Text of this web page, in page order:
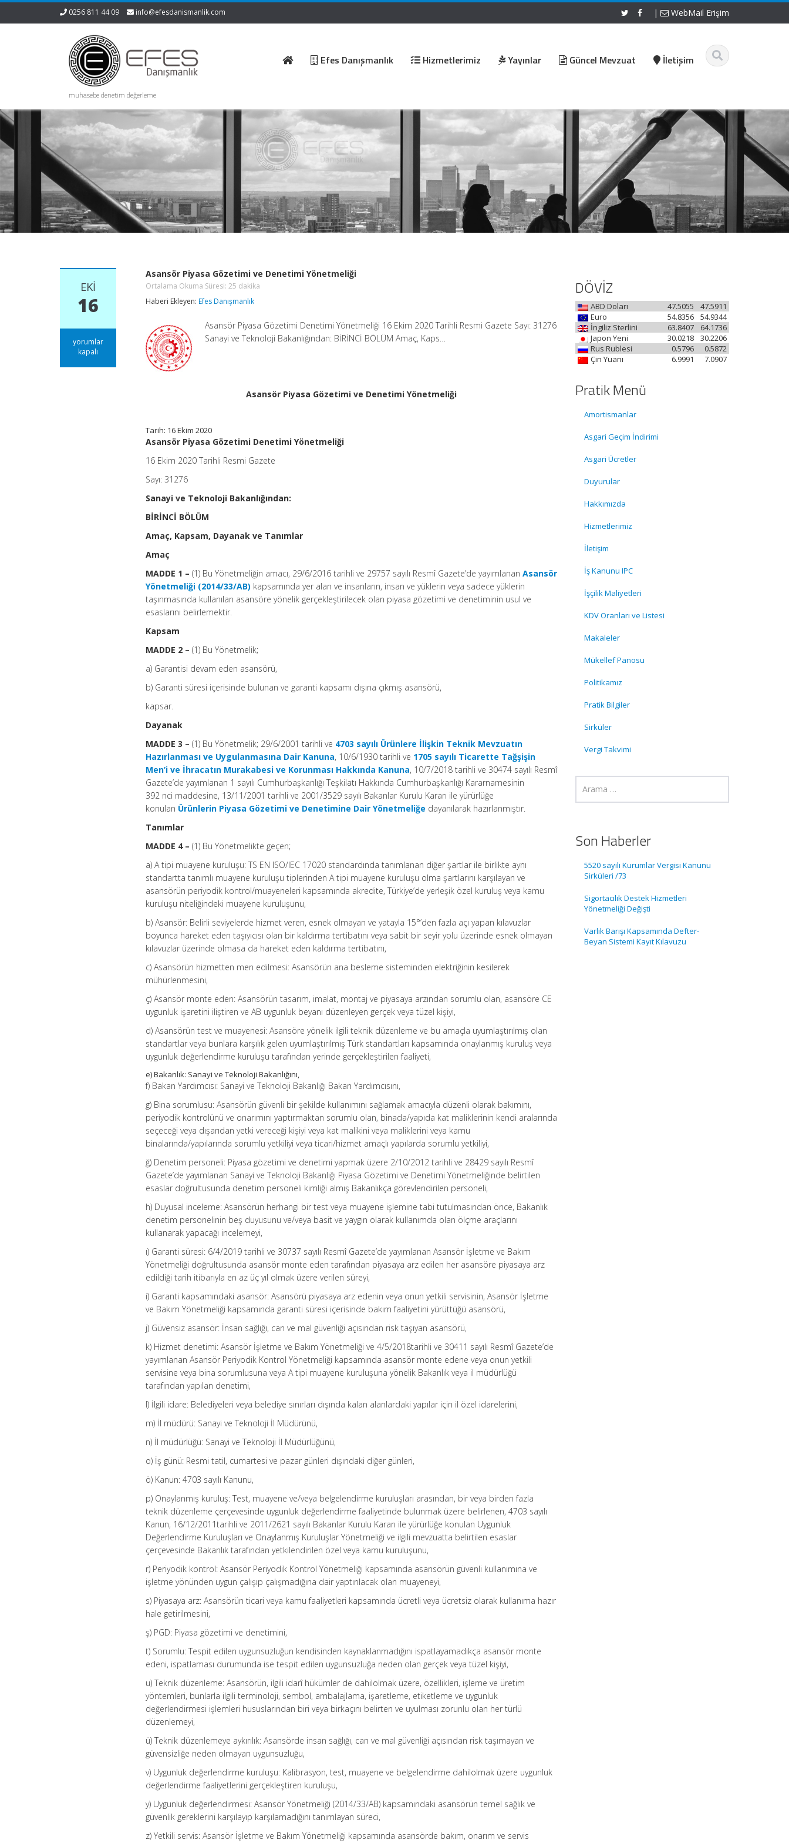
0256 811 44 09 info@efesdanismanlik.com | WebMail Erişim
muhasebe denetim değerleme
Efes Danışmanlık Hizmetlerimiz Yayınlar Güncel Mevzuat İletişim
EKI
16
Asansör
Piyasa
yorumlar
kapalı
Asansör Piyasa Gözetimi ve Denetimi Yönetmeliği
Ortalama Okuma Süresi:25 dakika
Haberi Ekleyen:Efes Danışmanlık
Asansör Piyasa Gözetimi Denetimi Yönetmeliği 16 Ekim 2020 Tarihli Resmi Gazete Sayı: 31276
Sanayi ve Teknoloji Bakanlığından: BİRİNCİ BÖLÜM Amaç, Kaps…
Asansör Piyasa Gözetimi ve Denetimi Yönetmeliği
Tarih: 16 Ekim 2020
Asansör Piyasa Gözetimi Denetimi Yönetmeliği
16 Ekim 2020 Tarihli Resmi Gazete
Sayı: 31276
Sanayi ve Teknoloji Bakanlığından:
BİRİNCİ BÖLÜM
Amaç, Kapsam, Dayanak ve Tanımlar
Amaç
MADDE 1 –(1) Bu Yönetmeliğin amacı, 29/6/2016 tarihli ve 29757 sayılı Resmî Gazete’de yayımlananAsansör
Yönetmeliği (2014/33/AB) kapsamında yer alan ve insanların, insan ve yüklerin veya sadece yüklerin
taşınmasında kullanılan asansöre yönelik gerçekleştirilecek olan piyasa gözetimi ve denetiminin usul ve
esaslarını belirlemektir.
Kapsam
MADDE 2 – (1) Bu Yönetmelik;
a) Garantisi devam eden asansörü,
b) Garanti süresi içerisinde bulunan ve garanti kapsamı dışına çıkmış asansörü,
kapsar.
Dayanak
MADDE 3 –(1) Bu Yönetmelik; 29/6/2001 tarihli ve 4703 sayılı Ürünlere İlişkin Teknik Mevzuatın
Hazırlanması ve Uygulanmasına Dair Kanuna, 10/6/1930 tarihli ve 1705 sayılı Ticarette Tağşişin
Men’i ve İhracatın Murakabesi ve Korunması Hakkında Kanuna, 10/7/2018 tarihli ve 30474 sayılı Resmî
Gazete’de yayımlanan 1 sayılı Cumhurbaşkanlığı Teşkilatı Hakkında Cumhurbaşkanlığı Kararnamesinin
392 nci maddesine, 13/11/2001 tarihli ve 2001/3529 sayılı Bakanlar Kurulu Kararı ile yürürlüğe
konulan Ürünlerin Piyasa Gözetimi ve Denetimine Dair Yönetmeliğe dayanılarak hazırlanmıştır.
Tanımlar
MADDE 4 –(1) Bu Yönetmelikte geçen;
a) A tipi muayene kuruluşu: TS EN ISO/IEC 17020 standardında tanımlanan diğer şartlar ile birlikte aynı
standartta tanımlı muayene kuruluşu tiplerinden A tipi muayene kuruluşu olma şartlarını karşılayan ve
asansörün periyodik kontrol/muayeneleri kapsamında akredite, Türkiye’de yerleşik özel kuruluş veya kamu
kuruluşu niteliğindeki muayene kuruluşunu,
b) Asansör: Belirli seviyelerde hizmet veren, esnek olmayan ve yatayla 15°’den fazla açı yapan kılavuzlar
boyunca hareket eden taşıyıcısı olan bir kaldırma tertibatını veya sabit bir seyir yolu üzerinde esnek olmayan
kılavuzlar üzerinde olmasa da hareket eden kaldırma tertibatını,
c) Asansörün hizmetten men edilmesi: Asansörün ana besleme sisteminden elektriğinin kesilerek
mühürlenmesini,
ç) Asansör monte eden: Asansörün tasarım, imalat, montaj ve piyasaya arzından sorumlu olan, asansöre CE
uygunluk işaretini iliştiren ve AB uygunluk beyanı düzenleyen gerçek veya tüzel kişiyi,
d) Asansörün test ve muayenesi: Asansöre yönelik ilgili teknik düzenleme ve bu amaçla uyumlaştırılmış olan
standartlar veya bunlara karşılık gelen uyumlaştırılmış Türk standartları kapsamında onaylanmış kuruluş veya
uygunluk değerlendirme kuruluşu tarafından yerinde gerçekleştirilen faaliyeti,
e) Bakanlık: Sanayi ve Teknoloji Bakanlığını,
f) Bakan Yardımcısı: Sanayi ve Teknoloji Bakanlığı Bakan Yardımcısını,
g) Bina sorumlusu: Asansörün güvenli bir şekilde kullanımını sağlamak amacıyla düzenli olarak bakımını,
periyodik kontrolünü ve onarımını yaptırmaktan sorumlu olan, binada/yapıda kat maliklerinin kendi aralarında
seçeceği veya dışarıdan yetki vereceği kişiyi veya kat malikini veya maliklerini veya kamu
binalarında/yapılarında sorumlu yetkiliyi veya ticari/hizmet amaçlı yapılarda sorumlu yetkiliyi,
ğ) Denetim personeli: Piyasa gözetimi ve denetimi yapmak üzere 2/10/2012 tarihli ve 28429 sayılı Resmî
Gazete’de yayımlanan Sanayi ve Teknoloji Bakanlığı Piyasa Gözetimi ve Denetimi Yönetmeliğinde belirtilen
esaslar doğrultusunda denetim personeli kimliği almış Bakanlıkça görevlendirilen personeli,
h) Duyusal inceleme: Asansörün herhangi bir test veya muayene işlemine tabi tutulmasından önce, Bakanlık
denetim personelinin beş duyusunu ve/veya basit ve yaygın olarak kullanımda olan ölçme araçlarını
kullanarak yapacağı incelemeyi,
ı) Garanti süresi: 6/4/2019 tarihli ve 30737 sayılı Resmî Gazete’de yayımlanan Asansör İşletme ve Bakım
Yönetmeliği doğrultusunda asansör monte eden tarafından piyasaya arz edilen her asansöre piyasaya arz
edildiği tarih itibarıyla en az üç yıl olmak üzere verilen süreyi,
i) Garanti kapsamındaki asansör: Asansörü piyasaya arz edenin veya onun yetkili servisinin, Asansör İşletme
ve Bakım Yönetmeliği kapsamında garanti süresi içerisinde bakım faaliyetini yürüttüğü asansörü,
j) Güvensiz asansör: İnsan sağlığı, can ve mal güvenliği açısından risk taşıyan asansörü,
k) Hizmet denetimi: Asansör İşletme ve Bakım Yönetmeliği ve 4/5/2018tarihli ve 30411 sayılı Resmî Gazete’de
yayımlanan Asansör Periyodik Kontrol Yönetmeliği kapsamında asansör monte edene veya onun yetkili
servisine veya bina sorumlusuna veya A tipi muayene kuruluşuna yönelik Bakanlık veya il müdürlüğü
tarafından yapılan denetimi,
l) İlgili idare: Belediyeleri veya belediye sınırları dışında kalan alanlardaki yapılar için il özel idarelerini,
m) İl müdürü: Sanayi ve Teknoloji İl Müdürünü,
n) İl müdürlüğü: Sanayi ve Teknoloji İl Müdürlüğünü,
o) İş günü: Resmi tatil, cumartesi ve pazar günleri dışındaki diğer günleri,
ö) Kanun: 4703 sayılı Kanunu,
p) Onaylanmış kuruluş: Test, muayene ve/veya belgelendirme kuruluşları arasından, bir veya birden fazla
teknik düzenleme çerçevesinde uygunluk değerlendirme faaliyetinde bulunmak üzere belirlenen, 4703 sayılı
Kanun, 16/12/2011tarihli ve 2011/2621 sayılı Bakanlar Kurulu Kararı ile yürürlüğe konulan Uygunluk
Değerlendirme Kuruluşları ve Onaylanmış Kuruluşlar Yönetmeliği ve ilgili mevzuatta belirtilen esaslar
çerçevesinde Bakanlık tarafından yetkilendirilen özel veya kamu kuruluşunu,
r) Periyodik kontrol: Asansör Periyodik Kontrol Yönetmeliği kapsamında asansörün güvenli kullanımına ve
işletme yönünden uygun çalışıp çalışmadığına dair yaptırılacak olan muayeneyi,
s) Piyasaya arz: Asansörün ticari veya kamu faaliyetleri kapsamında ücretli veya ücretsiz olarak kullanıma hazır
hale getirilmesini,
ş) PGD: Piyasa gözetimi ve denetimini,
t) Sorumlu: Tespit edilen uygunsuzluğun kendisinden kaynaklanmadığını ispatlayamadıkça asansör monte
edeni, ispatlaması durumunda ise tespit edilen uygunsuzluğa neden olan gerçek veya tüzel kişiyi,
u) Teknik düzenleme: Asansörün, ilgili idarî hükümler de dahilolmak üzere, özellikleri, işleme ve üretim
yöntemleri, bunlarla ilgili terminoloji, sembol, ambalajlama, işaretleme, etiketleme ve uygunluk
değerlendirmesi işlemleri hususlarından biri veya birkaçını belirten ve uyulması zorunlu olan her türlü
düzenlemeyi,
ü) Teknik düzenlemeye aykırılık: Asansörde insan sağlığı, can ve mal güvenliği açısından risk taşımayan ve
güvensizliğe neden olmayan uygunsuzluğu,
v) Uygunluk değerlendirme kuruluşu: Kalibrasyon, test, muayene ve belgelendirme dahilolmak üzere uygunluk
değerlendirme faaliyetlerini gerçekleştiren kuruluşu,
y) Uygunluk değerlendirmesi: Asansör Yönetmeliği (2014/33/AB) kapsamındaki asansörün temel sağlık ve
güvenlik gereklerini karşılayıp karşılamadığını tanımlayan süreci,
z) Yetkili servis: Asansör İşletme ve Bakım Yönetmeliği kapsamında asansörde bakım, onarım ve servis
DÖVİZ
ABD Doları 47.5911
47.5055
Euro
54.9344
54.8356
İngiliz Sterlini
64.1736
63.8407
Japon Yeni
30.2206
30.0218
Rus Rublesi
0.5872
0.5796
Çin Yuanı
7.0907
6.9991
Pratik Menü
Amortismanlar
Asgari Geçim İndirimi
Asgari Ücretler
Duyurular
Hakkımızda
Hizmetlerimiz
İletişim
İş Kanunu IPC
İşçilik Maliyetleri
KDV Oranları ve Listesi
Makaleler
Mükellef Panosu
Politikamız
Pratik Bilgiler
Sirküler
Vergi Takvimi
Son Haberler
5520 sayılı Kurumlar Vergisi Kanunu
Sirküleri /73
Sigortacılık Destek Hizmetleri
Yönetmeliği Değişti
Varlık Barışı Kapsamında Defter-
Beyan Sistemi Kayıt Kılavuzu